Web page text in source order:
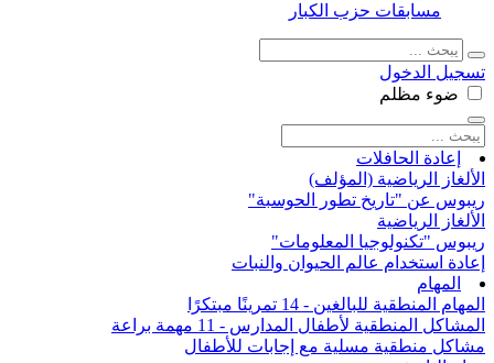
مسابقات حزب الكبار
تسجيل الدخول
ضوء مظلم
إعادة الحافلات
الألغاز الرياضية (المؤلف)
ريبوس عن "تاريخ تطور الحوسبة"
الألغاز الرياضية
ريبوس "تكنولوجيا المعلومات"
إعادة استخدام عالم الحيوان والنبات
المهام
المهام المنطقية للبالغين - 14 تمرينًا مبتكرًا
المشاكل المنطقية لأطفال المدارس - 11 مهمة براعة
مشاكل منطقية مسلية مع إجابات للأطفال